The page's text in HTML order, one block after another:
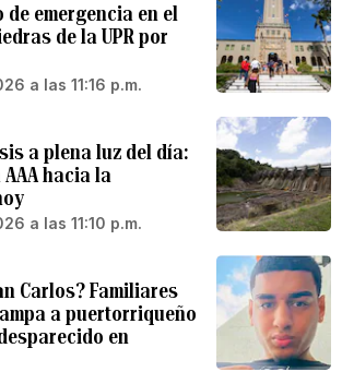
emergencia en el
de la UPR por
a las 11:16 p.m.
a plena luz del día:
hacia la
a las 11:10 p.m.
Carlos? Familiares
a puertorriqueño
en